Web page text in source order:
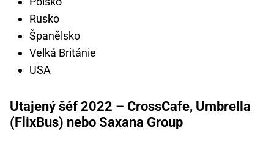
Rusko
Španělsko
Velká Británie
USA
Utajený šéf 2022 – CrossCafe, Umbrella
(FlixBus) nebo Saxana Group